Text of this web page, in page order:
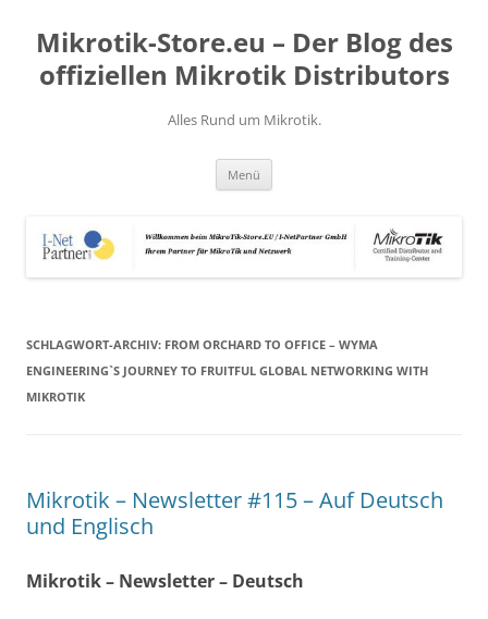
springen
Mikrotik-Store.eu – Der Blog des
offiziellen Mikrotik Distributors
Alles Rund um Mikrotik.
Menü
SCHLAGWORT-ARCHIV: FROM ORCHARD TO OFFICE – WYMA
ENGINEERING`S JOURNEY TO FRUITFUL GLOBAL NETWORKING WITH
MIKROTIK
Mikrotik – Newsletter #115 – Auf Deutsch
und Englisch
Mikrotik – Newsletter – Deutsch